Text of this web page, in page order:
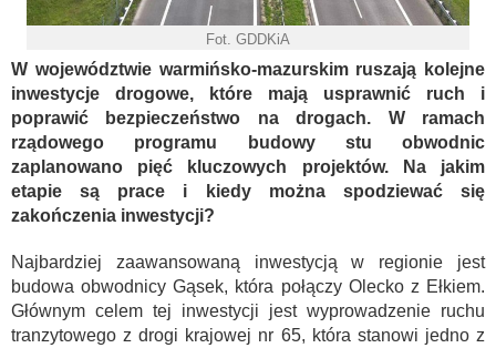
Fot. GDDKiA
W województwie warmińsko-mazurskim ruszają kolejne
inwestycje drogowe, które mają usprawnić ruch i
poprawić bezpieczeństwo na drogach. W ramach
rządowego programu budowy stu obwodnic
zaplanowano pięć kluczowych projektów. Na jakim
etapie są prace i kiedy można spodziewać się
zakończenia inwestycji?
Najbardziej zaawansowaną inwestycją w regionie jest
budowa obwodnicy Gąsek, która połączy Olecko z Ełkiem.
Głównym celem tej inwestycji jest wyprowadzenie ruchu
tranzytowego z drogi krajowej nr 65, która stanowi jedno z